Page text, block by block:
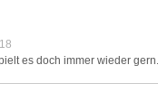
es doch immer wieder